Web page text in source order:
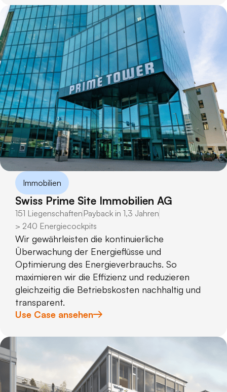
Immobilien
Swiss Prime Site Immobilien AG
151 Liegenschaften Payback in 1,3 Jahren
> 240 Energiecockpits
Wir gewährleisten die kontinuierliche
Überwachung der Energieflüsse und
Optimierung des Energieverbrauchs. So
maximieren wir die Effizienz und reduzieren
gleichzeitig die Betriebskosten nachhaltig und
transparent.
Use Case ansehen